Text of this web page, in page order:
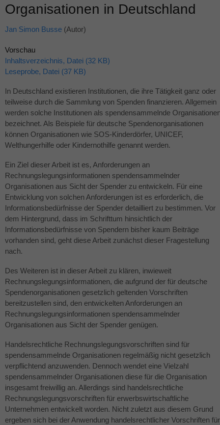
Organisationen in Deutschland
Jan Simon Busse (Autor)
Vorschau
Inhaltsverzeichnis, Datei (32 KB)
Leseprobe, Datei (37 KB)
In Deutschland existieren Institutionen, die ihre Tätigkeit ganz oder
teilweise durch die Sammlung von Spenden finanzieren. Allgemein
werden solche Institutionen als spendensammelnde
bezeichnet. Als Beispiele für deutsche Spendenorganisationen
können Organisationen wie SOS-Kinderdörfer, UNICEF,
Welthungerhilfe oder Kindernothilfe genannt werden.
Ein Ziel dieser Arbeit ist es, Anforderungen an
Rechnungslegungsinformationen spendensammelnder
Organisationen aus Sicht der Spender zu entwickeln. Für eine
Entwicklung von solchen Anforderungen ist es erforderlich, die
Informationsbedürfnisse der Spender detailliert zu bestimmen. Vor
dem Hintergrund, dass im Schrifttum hinsichtlich der
Informationsbedürfnisse von Spendern bisher kaum Beiträge
vorhanden sind, geht diese Arbeit zunächst dieser Fragestellung
nach.
Des Weiteren ist in dieser Arbeit zu klären, inwieweit
Rechnungslegungsinformationen, die aufgrund der für deutsche
Spendenorganisationen gesetzlich geltenden Vorschriften
bereitzustellen sind, den entwickelten Anforderungen an
Rechnungslegungsinformationen spendensammelnder
Organisationen aus Sicht der Spender genügen.
Handelsrechtliche Rechnungslegungsvorschriften sind für
spendensammelnde Organisationen regelmäßig nicht gesetzlich
verpflichtend anzuwenden. Dennoch wendet eine Vielzahl
spendensammelnder Organisationen diese für die Organisation
insgesamt freiwillig an. Allerdings sind handelsrechtliche
Rechnungslegungsvorschriften für erwerbswirtschaftliche
Unternehmen entwickelt worden. Nicht zuletzt aus diesem Grund
ergeben sich bei der Anwendung handelsrechtlicher Vorschriften für